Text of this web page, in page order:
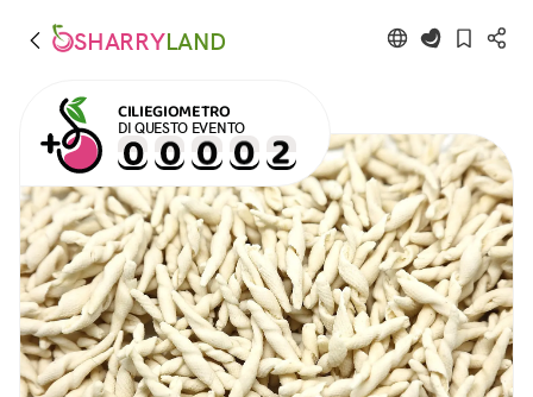
SHARRYLAND
CILIEGIOMETRO
DI QUESTO EVENTO